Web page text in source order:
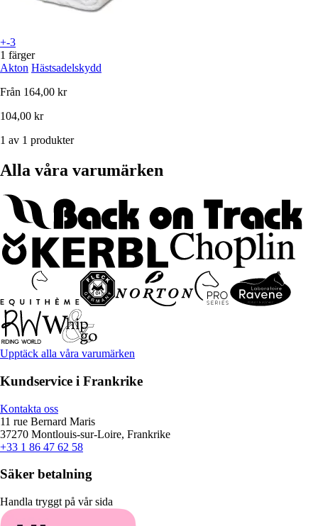
+-3
1 färger
Akton Hästsadelskydd
Från 164,00 kr
104,00 kr
1 av 1 produkter
Alla våra varumärken
Upptäck alla våra varumärken
Kundservice i Frankrike
Kontakta oss
11 rue Bernard Maris
37270 Montlouis-sur-Loire, Frankrike
+33 1 86 47 62 58
Säker betalning
Handla tryggt på vår sida